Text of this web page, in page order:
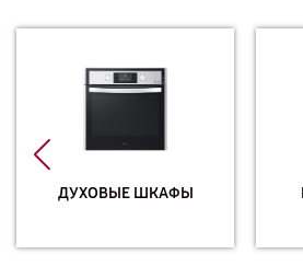
ДУХОВЫЕ ШКАФЫ